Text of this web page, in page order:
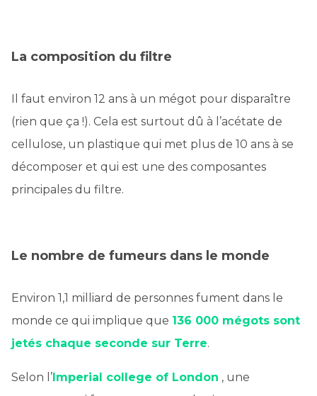
La composition du filtre
Il faut environ 12 ans à un mégot pour disparaître
(rien que ça !). Cela est surtout dû à l’acétate de
cellulose, un plastique qui met plus de 10 ans à se
décomposer et qui est une des composantes
principales du filtre.
Le nombre de fumeurs dans le monde
Environ 1,1 milliard de personnes fument dans le
monde ce qui implique que 136 000 mégots sont
jetés chaque seconde sur Terre.
Selon l’Imperial college of London , une